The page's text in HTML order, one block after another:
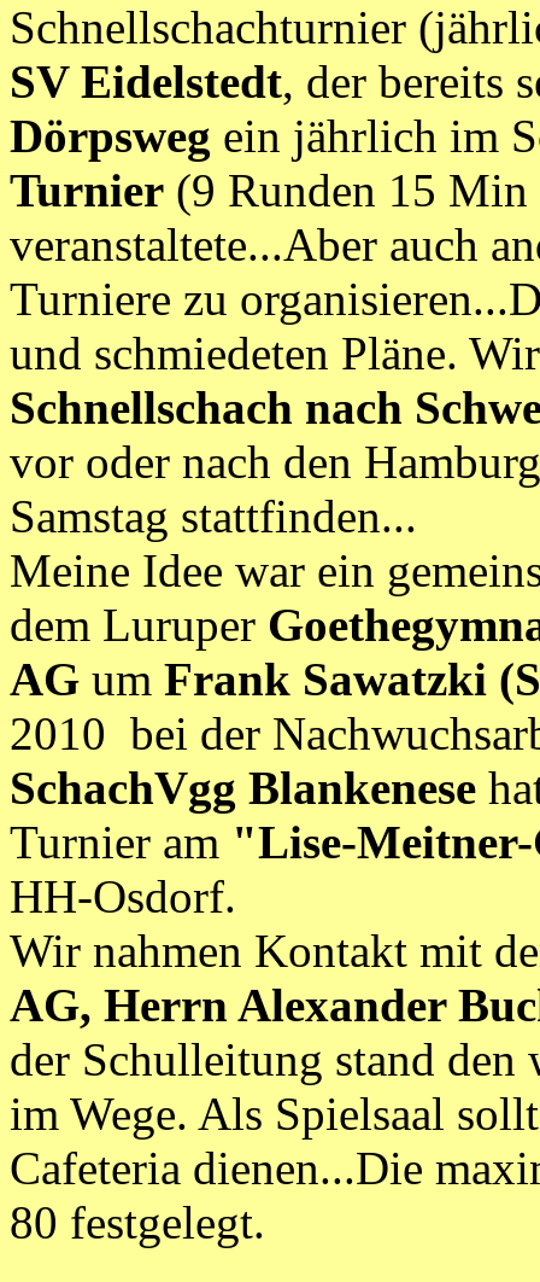
Schnellschachturnier
SV Eidelstedt, der bereits
Dörpsweg ein jährlich im
Turnier (9 Runden 15 Min
veranstaltete...Aber auch
Turniere zu
und schmiedeten Pläne.
Schnellschach nach
vor oder nach den
Samstag stattfinden...
Meine Idee war ein
dem Luruper
AG um Frank Sawatzki
2010 bei der
SchachVgg Blankenese
Turnier am "Lise-
HH-Osdorf.
Wir nahmen Kontakt mit
AG, Herrn Alexander
der Schulleitung stand den
im Wege. Als Spielsaal
Cafeteria dienen...Die
80 festgelegt.